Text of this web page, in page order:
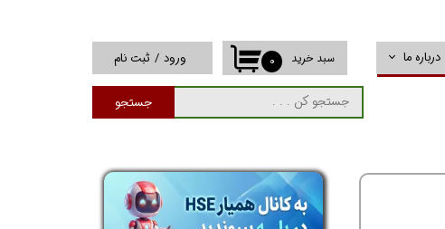
درباره ما
جستجو
۰ سبد خرید ورود / ثبت نام
حساب کاربری من
تغییر گذر واژه
خروج از حساب
کاربری